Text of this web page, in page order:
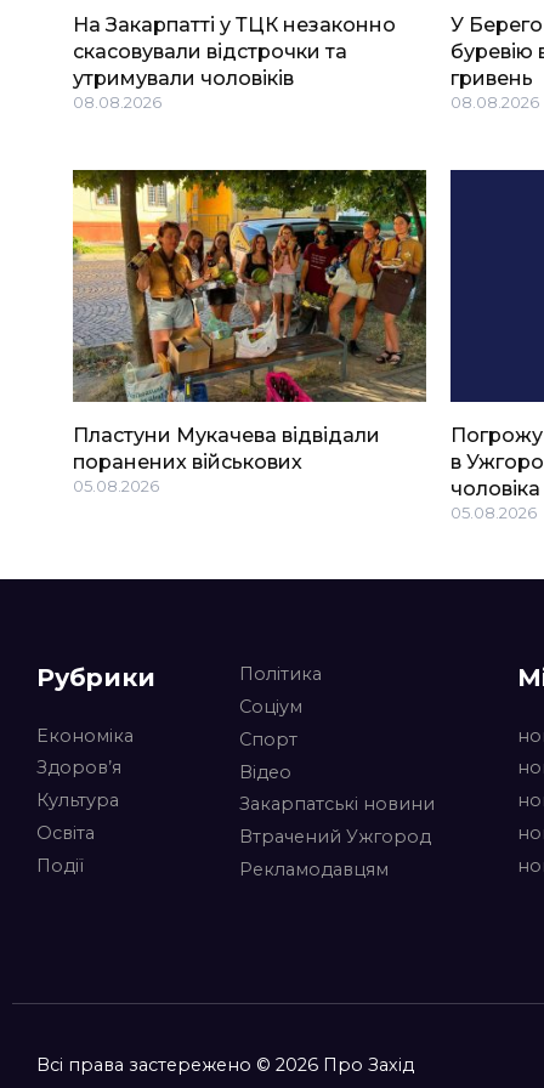
На Закарпатті у ТЦК незаконно
скасовували відстрочки та
утримували чоловіків
08.08.2026
У
буревію
гривень
08.08.2026
Пластуни Мукачева відвідали
поранених військових
05.08.2026
в
чоловіка
05.08.2026
Рубрики
Економіка
Здоров’я
Культура
Освіта
Події
Політика
Соціум
Спорт
Відео
Закарпатські новини
Втрачений Ужгород
Рекламодавцям
Всі права застережено © 2026 Про Захід